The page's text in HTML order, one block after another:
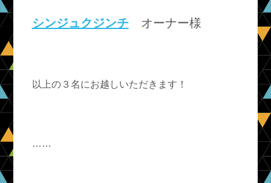
シンジュクジンチオーナー様
以上の３名にお越しいただきます！
……